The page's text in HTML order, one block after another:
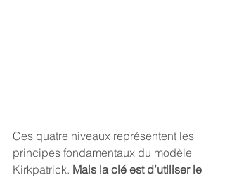
Ces quatre niveaux représentent les
principes fondamentaux du modèle
Kirkpatrick. Mais la clé est d’utiliser le